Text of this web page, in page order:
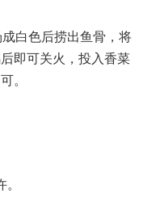
白色后捞出鱼骨，将
即可关火，投入香菜
。